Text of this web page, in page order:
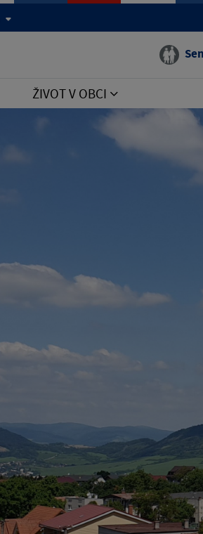
ŽIVOT V OBCI